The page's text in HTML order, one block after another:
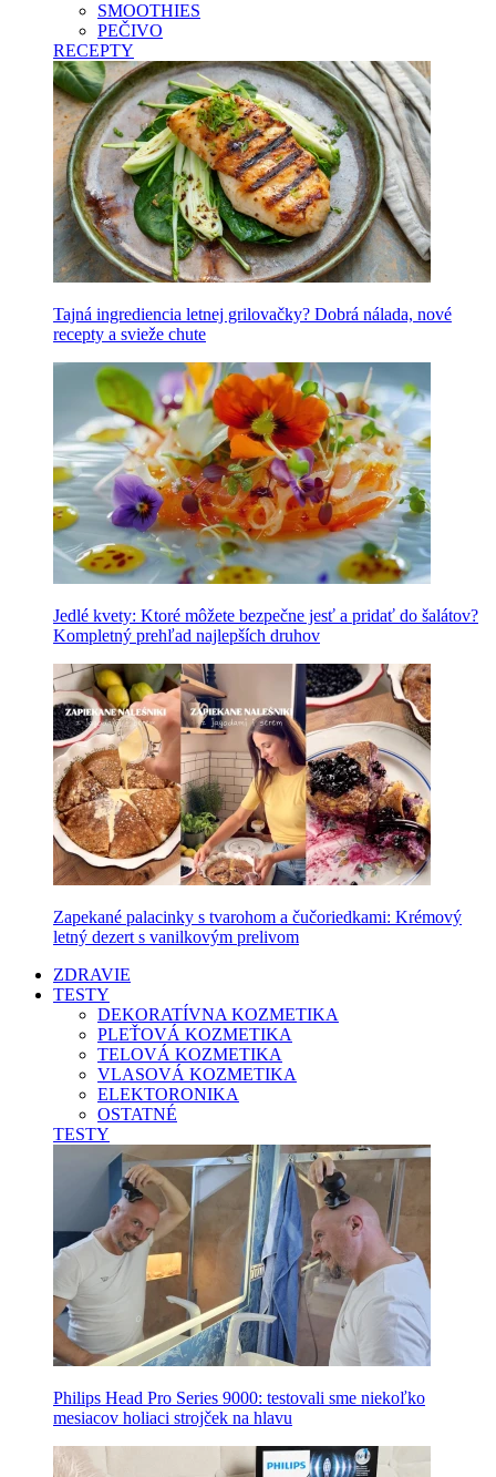
SMOOTHIES
PEČIVO
RECEPTY
Tajná ingrediencia letnej grilovačky? Dobrá nálada, nové
recepty a svieže chute
Jedlé kvety: Ktoré môžete bezpečne jesť a pridať do šalátov?
Kompletný prehľad najlepších druhov
Zapekané palacinky s tvarohom a čučoriedkami: Krémový
letný dezert s vanilkovým prelivom
ZDRAVIE
TESTY
DEKORATÍVNA KOZMETIKA
PLEŤOVÁ KOZMETIKA
TELOVÁ KOZMETIKA
VLASOVÁ KOZMETIKA
ELEKTORONIKA
OSTATNÉ
TESTY
Philips Head Pro Series 9000: testovali sme niekoľko
mesiacov holiaci strojček na hlavu